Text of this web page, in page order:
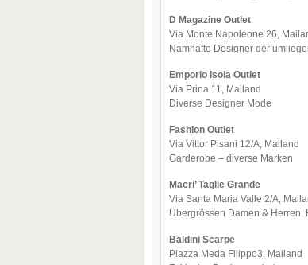
D Magazine Outlet
Via Monte Napoleone 26,
Namhafte Designer der
Emporio Isola Outlet
Via Prina 11, Mailand
Diverse Designer Mode
Fashion Outlet
Via Vittor Pisani 12/A, Mailand
Garderobe – diverse Marken
Macri’ Taglie Grande
Via Santa Maria Valle 2/A,
Übergrössen Damen & Herren,
Baldini Scarpe
Piazza Meda Filippo3, Mailand